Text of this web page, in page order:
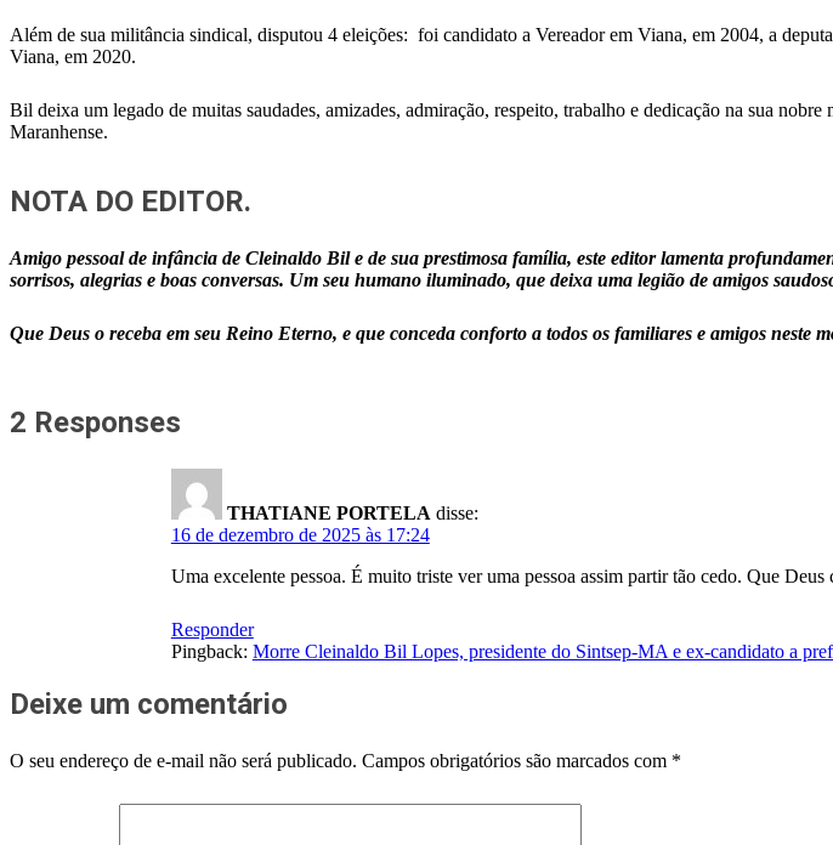
Além de sua militância sindical, disputou 4 eleições: foi candidato a Vereador em Viana, em 2004, a
Viana, em 2020.
Bil deixa um legado de muitas saudades, amizades, admiração, respeito, trabalho e dedicação na sua
Maranhense.
NOTA DO EDITOR.
Amigo pessoal de infância de Cleinaldo Bil e de sua prestimosa família, este editor lamenta
sorrisos, alegrias e boas conversas. Um seu humano iluminado, que deixa uma legião de amigos
Que Deus o receba em seu Reino Eterno, e que conceda conforto a todos os familiares e amigos
2 Responses
THATIANE PORTELA disse:
16 de dezembro de 2025 às 17:24
Uma excelente pessoa. É muito triste ver uma pessoa assim partir tão cedo. Que
Responder
Pingback: Morre Cleinaldo Bil Lopes, presidente do Sintsep-MA e ex-candidato a
Deixe um comentário
O seu endereço de e-mail não será publicado. Campos obrigatórios são marcados com *